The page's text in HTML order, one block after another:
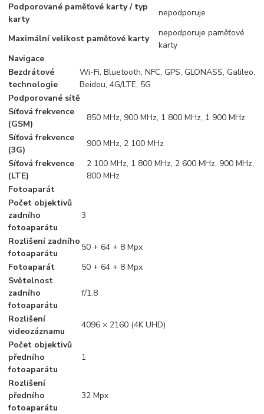
Podporované paměťové karty / typ
karty
nepodporuje
Maximální velikost paměťové karty
nepodporuje paměťové
karty
Navigace
Bezdrátové
technologie
Wi-Fi, Bluetooth, NFC, GPS, GLONASS, Galileo,
Beidou, 4G/LTE, 5G
Podporované sítě
Síťová frekvence
(GSM)
850 MHz, 900 MHz, 1 800 MHz, 1 900 MHz
Síťová frekvence
(3G)
900 MHz, 2 100 MHz
Síťová frekvence
(LTE)
2 100 MHz, 1 800 MHz, 2 600 MHz, 900 MHz,
800 MHz
Fotoaparát
Počet objektivů
zadního
fotoaparátu
3
Rozlišení zadního
fotoaparátu
50 + 64 + 8 Mpx
Fotoaparát
50 + 64 + 8 Mpx
Světelnost
zadního
fotoaparátu
f/1.8
Rozlišení
videozáznamu
4096 × 2160 (4K UHD)
Počet objektivů
předního
fotoaparátu
1
Rozlišení
předního
fotoaparátu
32 Mpx